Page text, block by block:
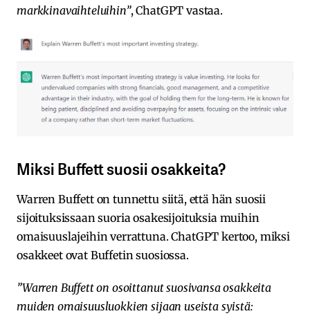
markkinavaihteluihin”, ChatGPT vastaa.
Miksi Buffett suosii osakkeita?
Warren Buffett on tunnettu siitä, että hän suosii
sijoituksissaan suoria osakesijoituksia muihin
omaisuuslajeihin verrattuna. ChatGPT kertoo, miksi
osakkeet ovat Buffetin suosiossa.
”Warren Buffett on osoittanut suosivansa osakkeita
muiden omaisuusluokkien sijaan useista syistä: